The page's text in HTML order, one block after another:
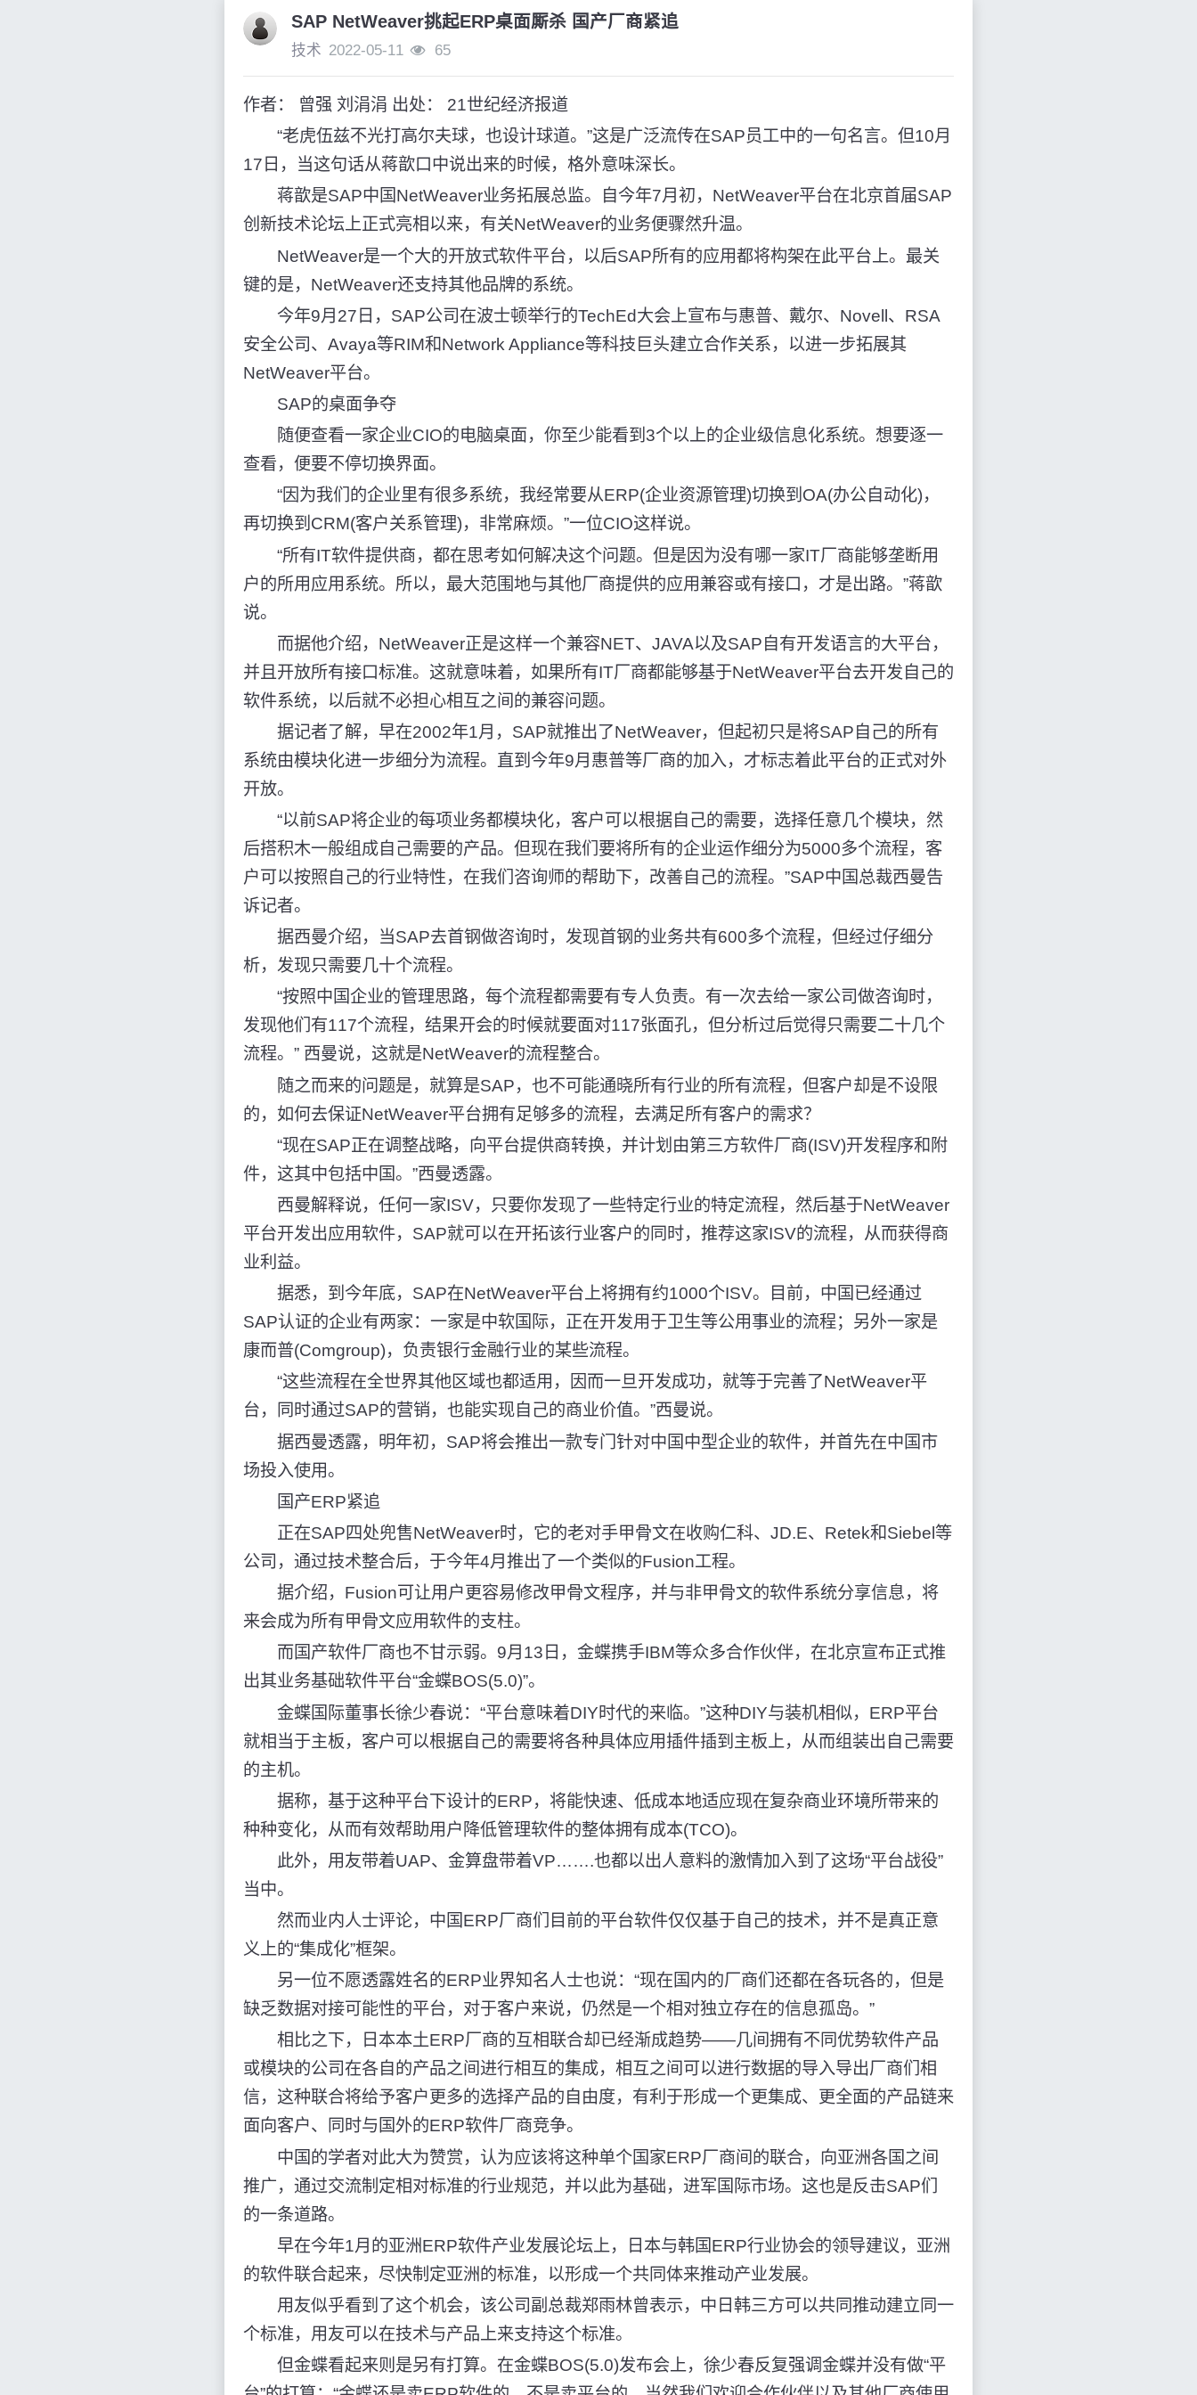
SAP NetWeaver挑起ERP桌面厮杀 国产厂商紧追
技术 2022-05-11 65
作者： 曾强 刘涓涓 出处： 21世纪经济报道
“老虎伍兹不光打高尔夫球，也设计球道。”这是广泛流传在SAP员工中的一句名言。但10月
17日，当这句话从蒋歆口中说出来的时候，格外意味深长。
蒋歆是SAP中国NetWeaver业务拓展总监。自今年7月初，NetWeaver平台在北京首届SAP
创新技术论坛上正式亮相以来，有关NetWeaver的业务便骤然升温。
NetWeaver是一个大的开放式软件平台，以后SAP所有的应用都将构架在此平台上。最关
键的是，NetWeaver还支持其他品牌的系统。
今年9月27日，SAP公司在波士顿举行的TechEd大会上宣布与惠普、戴尔、Novell、RSA
安全公司、Avaya等RIM和Network Appliance等科技巨头建立合作关系，以进一步拓展其
NetWeaver平台。
SAP的桌面争夺
随便查看一家企业CIO的电脑桌面，你至少能看到3个以上的企业级信息化系统。想要逐一
查看，便要不停切换界面。
“因为我们的企业里有很多系统，我经常要从ERP(企业资源管理)切换到OA(办公自动化)，
再切换到CRM(客户关系管理)，非常麻烦。”一位CIO这样说。
“所有IT软件提供商，都在思考如何解决这个问题。但是因为没有哪一家IT厂商能够垄断用
户的所用应用系统。所以，最大范围地与其他厂商提供的应用兼容或有接口，才是出路。”蒋歆
说。
而据他介绍，NetWeaver正是这样一个兼容NET、JAVA以及SAP自有开发语言的大平台，
并且开放所有接口标准。这就意味着，如果所有IT厂商都能够基于NetWeaver平台去开发自己的
软件系统，以后就不必担心相互之间的兼容问题。
据记者了解，早在2002年1月，SAP就推出了NetWeaver，但起初只是将SAP自己的所有
系统由模块化进一步细分为流程。直到今年9月惠普等厂商的加入，才标志着此平台的正式对外
开放。
“以前SAP将企业的每项业务都模块化，客户可以根据自己的需要，选择任意几个模块，然
后搭积木一般组成自己需要的产品。但现在我们要将所有的企业运作细分为5000多个流程，客
户可以按照自己的行业特性，在我们咨询师的帮助下，改善自己的流程。”SAP中国总裁西曼告
诉记者。
据西曼介绍，当SAP去首钢做咨询时，发现首钢的业务共有600多个流程，但经过仔细分
析，发现只需要几十个流程。
“按照中国企业的管理思路，每个流程都需要有专人负责。有一次去给一家公司做咨询时，
发现他们有117个流程，结果开会的时候就要面对117张面孔，但分析过后觉得只需要二十几个
流程。” 西曼说，这就是NetWeaver的流程整合。
随之而来的问题是，就算是SAP，也不可能通晓所有行业的所有流程，但客户却是不设限
的，如何去保证NetWeaver平台拥有足够多的流程，去满足所有客户的需求？
“现在SAP正在调整战略，向平台提供商转换，并计划由第三方软件厂商(ISV)开发程序和附
件，这其中包括中国。”西曼透露。
西曼解释说，任何一家ISV，只要你发现了一些特定行业的特定流程，然后基于NetWeaver
平台开发出应用软件，SAP就可以在开拓该行业客户的同时，推荐这家ISV的流程，从而获得商
业利益。
据悉，到今年底，SAP在NetWeaver平台上将拥有约1000个ISV。目前，中国已经通过
SAP认证的企业有两家：一家是中软国际，正在开发用于卫生等公用事业的流程；另外一家是
康而普(Comgroup)，负责银行金融行业的某些流程。
“这些流程在全世界其他区域也都适用，因而一旦开发成功，就等于完善了NetWeaver平
台，同时通过SAP的营销，也能实现自己的商业价值。”西曼说。
据西曼透露，明年初，SAP将会推出一款专门针对中国中型企业的软件，并首先在中国市
场投入使用。
国产ERP紧追
正在SAP四处兜售NetWeaver时，它的老对手甲骨文在收购仁科、JD.E、Retek和Siebel等
公司，通过技术整合后，于今年4月推出了一个类似的Fusion工程。
据介绍，Fusion可让用户更容易修改甲骨文程序，并与非甲骨文的软件系统分享信息，将
来会成为所有甲骨文应用软件的支柱。
而国产软件厂商也不甘示弱。9月13日，金蝶携手IBM等众多合作伙伴，在北京宣布正式推
出其业务基础软件平台“金蝶BOS(5.0)”。
金蝶国际董事长徐少春说：“平台意味着DIY时代的来临。”这种DIY与装机相似，ERP平台
就相当于主板，客户可以根据自己的需要将各种具体应用插件插到主板上，从而组装出自己需要
的主机。
据称，基于这种平台下设计的ERP，将能快速、低成本地适应现在复杂商业环境所带来的
种种变化，从而有效帮助用户降低管理软件的整体拥有成本(TCO)。
此外，用友带着UAP、金算盘带着VP…….也都以出人意料的激情加入到了这场“平台战役”
当中。
然而业内人士评论，中国ERP厂商们目前的平台软件仅仅基于自己的技术，并不是真正意
义上的“集成化”框架。
另一位不愿透露姓名的ERP业界知名人士也说：“现在国内的厂商们还都在各玩各的，但是
缺乏数据对接可能性的平台，对于客户来说，仍然是一个相对独立存在的信息孤岛。”
相比之下，日本本土ERP厂商的互相联合却已经渐成趋势——几间拥有不同优势软件产品
或模块的公司在各自的产品之间进行相互的集成，相互之间可以进行数据的导入导出厂商们相
信，这种联合将给予客户更多的选择产品的自由度，有利于形成一个更集成、更全面的产品链来
面向客户、同时与国外的ERP软件厂商竞争。
中国的学者对此大为赞赏，认为应该将这种单个国家ERP厂商间的联合，向亚洲各国之间
推广，通过交流制定相对标准的行业规范，并以此为基础，进军国际市场。这也是反击SAP们
的一条道路。
早在今年1月的亚洲ERP软件产业发展论坛上，日本与韩国ERP行业协会的领导建议，亚洲
的软件联合起来，尽快制定亚洲的标准，以形成一个共同体来推动产业发展。
用友似乎看到了这个机会，该公司副总裁郑雨林曾表示，中日韩三方可以共同推动建立同一
个标准，用友可以在技术与产品上来支持这个标准。
但金蝶看起来则是另有打算。在金蝶BOS(5.0)发布会上，徐少春反复强调金蝶并没有做“平